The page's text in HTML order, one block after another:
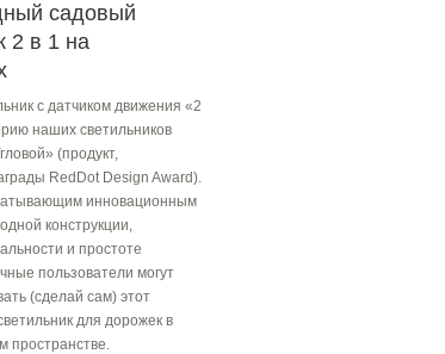
садовый
2 в 1 на
с датчиком движения «2
наших светильников
(продукт,
RedDot Design Award).
инновационным
конструкции,
и простоте
пользователи могут
(сделай сам) этот
для дорожек в
пространстве.